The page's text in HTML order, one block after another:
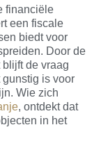
financiële
een fiscale
biedt voor
Door de
de vraag
is voor
Wie zich
, ontdekt dat
in het